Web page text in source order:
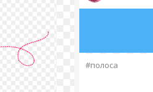
#полоса